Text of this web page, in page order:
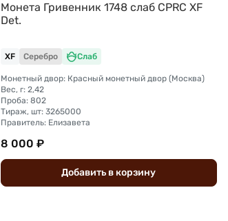
Монета Гривенник 1748 слаб CPRC XF
Det.
XF Серебро Слаб
Монетный двор: Красный монетный двор (Москва)
Вес, г: 2,42
Проба: 802
Тираж, шт: 3265000
Правитель: Елизавета
8 000 ₽
Добавить в корзину